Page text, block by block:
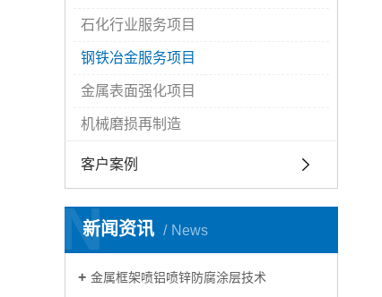
石化行业服务项目
钢铁冶金服务项目
金属表面强化项目
机械磨损再制造
客户案例
新闻资讯 News
N
金属框架喷铝喷锌防腐涂层技术